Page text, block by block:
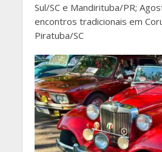
Sul/SC e Mandirituba/PR;
encontros tradicionais em
Piratuba/SC